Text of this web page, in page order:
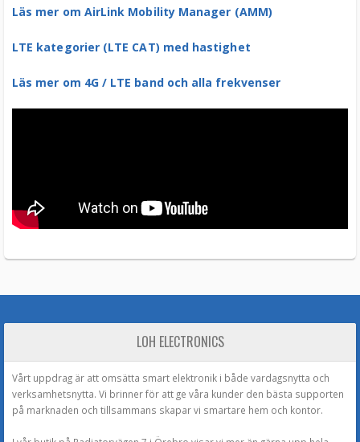
Läs mer om AirLink Mobility Manager (AMM)
LTE kategorier (LTE CAT) med hastighet
Läs mer om 4G / LTE band och alla frekvenser
LOH ELECTRONICS
Vårt uppdrag är att omsätta smart elektronik i både vardagsnytta och
verksamhetsnytta. Vi brinner för att ge våra kunder den bästa supporten
på marknaden och tillsammans skapar vi smartare hem och kontor.